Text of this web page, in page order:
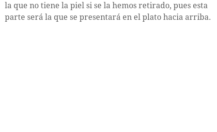
la que no tiene la piel si se la hemos retirado, pues esta
parte será la que se presentará en el plato hacia arriba.